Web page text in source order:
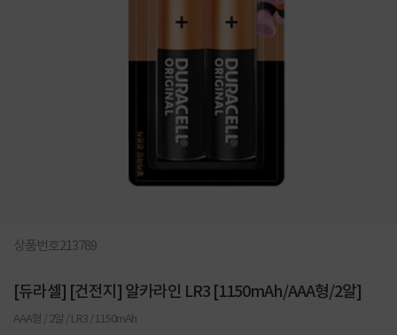
상품번호213789
[듀라셀] [건전지] 알카라인 LR3 [1150mAh/AAA형/2알]
AAA형 / 2알 / LR3 / 1150mAh